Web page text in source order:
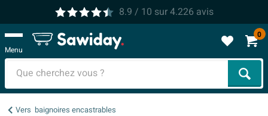
8.9 / 10 sur4.226 avis
Menu
0
Vers baignoires encastrables